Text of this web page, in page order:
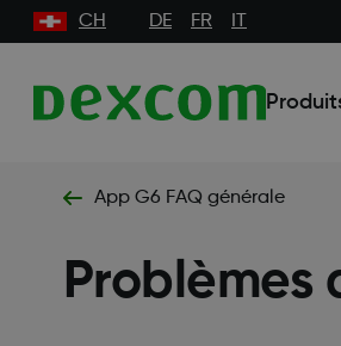
CH DE FR
App G6 FAQ générale